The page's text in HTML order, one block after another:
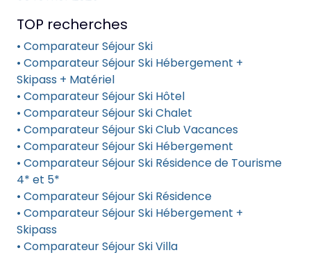
TOP recherches
• Comparateur Séjour Ski
• Comparateur Séjour Ski Hébergement +
Skipass + Matériel
• Comparateur Séjour Ski Hôtel
• Comparateur Séjour Ski Chalet
• Comparateur Séjour Ski Club Vacances
• Comparateur Séjour Ski Hébergement
• Comparateur Séjour Ski Résidence de Tourisme
4* et 5*
• Comparateur Séjour Ski Résidence
• Comparateur Séjour Ski Hébergement +
Skipass
• Comparateur Séjour Ski Villa